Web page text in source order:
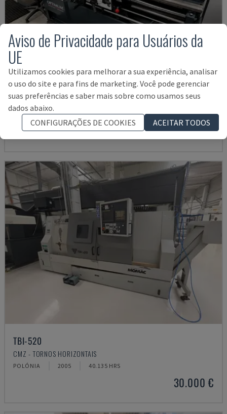
TH 4610
OPTIMUM - TORNOS HORIZONTAIS
ALEMANHA 2018
12.000 €
TBI-520
CMZ - TORNOS HORIZONTAIS
POLÓNIA 2005 40.135 HRS
30.000 €
Aviso de Privacidade para Usuários da
UE
Utilizamos cookies para melhorar a sua experiência, analisar
o uso do site e para fins de marketing. Você pode gerenciar
suas preferências e saber mais sobre como usamos seus
dados abaixo.
CONFIGURAÇÕES DE COOKIES
ACEITAR TODOS